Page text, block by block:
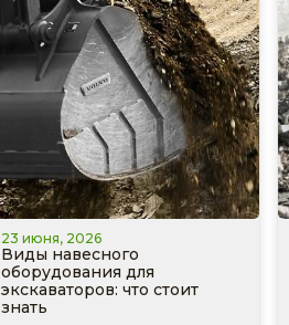
23 июня, 2026
Виды навесного
оборудования для
экскаваторов: что стоит
знать